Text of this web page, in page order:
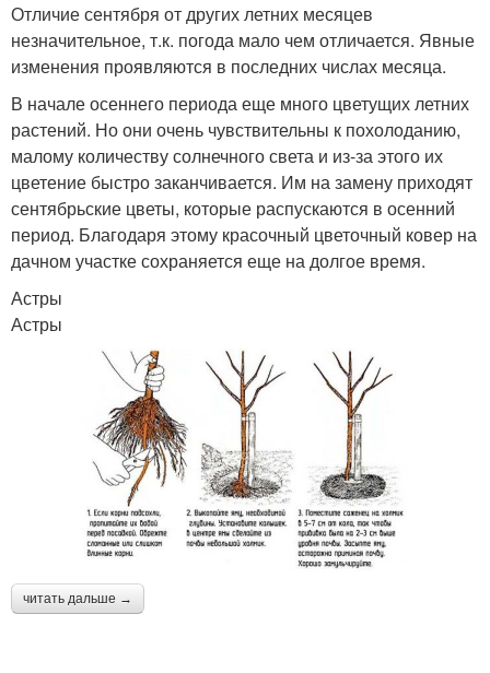
Отличие сентября от других летних месяцев
незначительное, т.к. погода мало чем отличается. Явные
изменения проявляются в последних числах месяца.
В начале осеннего периода еще много цветущих летних
растений. Но они очень чувствительны к похолоданию,
малому количеству солнечного света и из-за этого их
цветение быстро заканчивается. Им на замену приходят
сентябрьские цветы, которые распускаются в осенний
период. Благодаря этому красочный цветочный ковер на
дачном участке сохраняется еще на долгое время.
Астры
Астры
читать дальше →